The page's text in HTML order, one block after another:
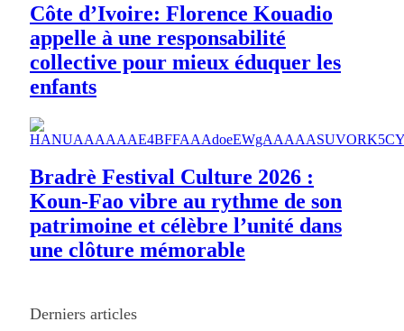
Côte d’Ivoire: Florence Kouadio
appelle à une responsabilité
collective pour mieux éduquer les
enfants
Bradrè Festival Culture 2026 :
Koun-Fao vibre au rythme de son
patrimoine et célèbre l’unité dans
une clôture mémorable
Derniers articles